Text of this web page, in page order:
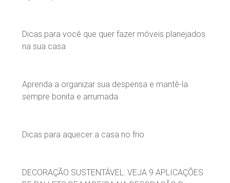
Dicas para você que quer fazer móveis planejados
na sua casa
Aprenda a organizar sua despensa e mantê-la
sempre bonita e arrumada
Dicas para aquecer a casa no frio
DECORAÇÃO SUSTENTÁVEL: VEJA 9 APLICAÇÕES